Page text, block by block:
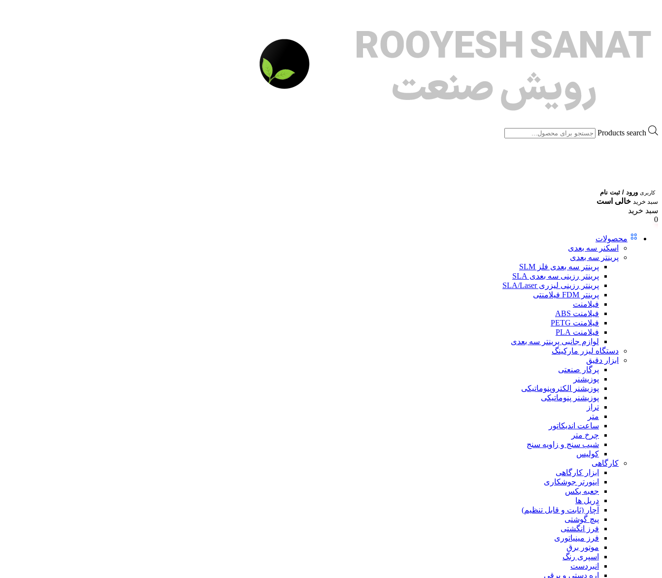
Products search
کاربری ورود / ثبت نام
سبد خرید خالی است
سبد خرید
0
محصولات
اسکنر سه بعدی
پرینتر سه بعدی
پرینتر سه بعدی فلز SLM
پرینتر رزینی سه بعدی SLA
پرینتر رزینی لیزری SLA/Laser
پرینتر FDM فیلامنتی
فیلامنت
فیلامنت ABS
فیلامنت PETG
فیلامنت PLA
لوازم جانبی پرینتر سه بعدی
دستگاه لیزر مارکینگ
ابزار دقیق
پرگار صنعتی
پوزیشنر
پوزیشنر الکتروپنوماتیکی
پوزیشنر پنوماتیکی
تراز
متر
ساعت اندیکاتور
چرخ متر
شیب سنج و زاویه سنج
کولیس
کارگاهی
ابزار کارگاهی
اینورتر جوشکاری
جعبه بکس
دریل ها
آچار (ثابت و قابل تنظیم)
پیچ گوشتی
فرز انگشتی
فرز مینیاتوری
موتور برق
اسپری رنگ
انبردست
اره دستی و برقی